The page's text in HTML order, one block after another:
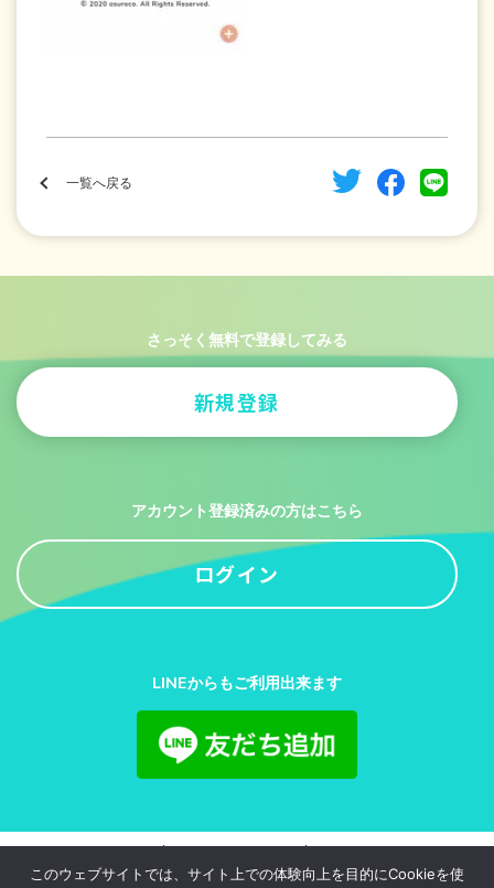
一覧へ戻る
さっそく無料で登録してみる
新規登録
アカウント登録済みの方はこちら
ログイン
LINEからもご利用出来ます
このウェブサイトでは、サイト上での体験向上を目的にCookieを使